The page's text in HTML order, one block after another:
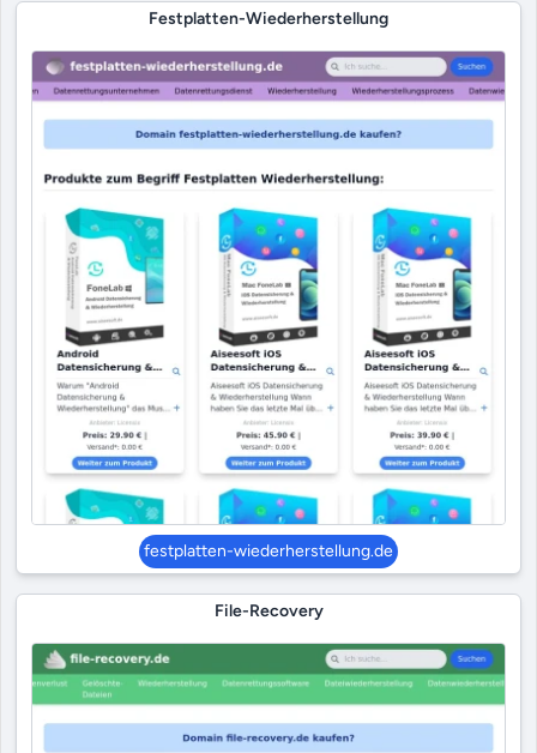
Festplatten-Wiederherstellung
festplatten-wiederherstellung.de
File-Recovery